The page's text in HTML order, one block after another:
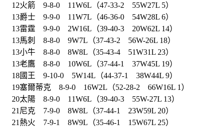
12火箭 9-8-0 11W6L（47-33-2 55W27L 5）
13爵士 9-9-0 11W7L（46-36-0 54W28L 6）
13雷霆 9-9-0 2W16L（39-40-3 20W62L 14）
13馬刺 8-8-0 9W7L（37-43-2 56W-26L 18）
13小牛 8-8-0 8W8L（35-43-4 51W31L 23）
13老鷹 8-8-0 10W6L（37-44-1 37W45L 19）
18國王 9-10-0 5W14L（44-37-1 38W44L 9）
19塞爾蒂克 8-9-0 16W2L（52-28-2 66W16L 1）
20太陽 8-9-0 11W6L（39-40-3 55W-27L 13）
21尼克 7-9-0 8W8L（37-44-1 23W59L 20）
21熱火 7-9-1 8W9L（35-46-1 15W67L 25）